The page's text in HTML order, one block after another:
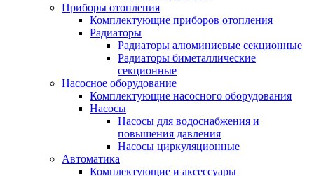
Приборы отопления
Комплектующие приборов отопления
Радиаторы
Радиаторы алюминиевые секционные
Радиаторы биметаллические
секционные
Насосное оборудование
Комплектующие насосного оборудования
Насосы
Насосы для водоснабжения и
повышения давления
Насосы циркуляционные
Автоматика
Комплектующие и аксессуары